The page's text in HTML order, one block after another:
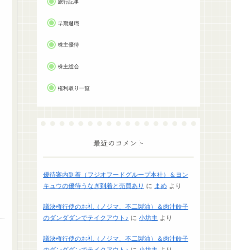
旅行記事
早期退職
株主優待
株主総会
権利取り一覧
最近のコメント
優待案内到着（フジオフードグループ本社）＆ヨン
キュウの優待うなぎ到着と売買あり に まめ より
議決権行使のお礼（ノジマ、不二製油）＆肉汁餃子
のダンダダンでテイクアウト♪ に 小坊主 より
議決権行使のお礼（ノジマ、不二製油）＆肉汁餃子